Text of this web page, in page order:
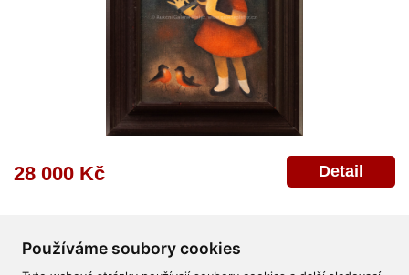
Používáme soubory cookies
28 000 Kč Detail